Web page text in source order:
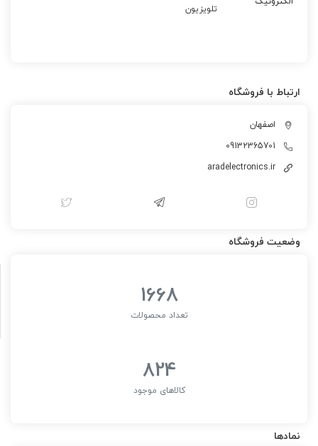
تلویزیون
ارتباط با فروشگاه
09132365701
aradelectronics.ir
وضعیت فروشگاه
1668
تعداد محصولات
824
کالاهای موجود
نمادها